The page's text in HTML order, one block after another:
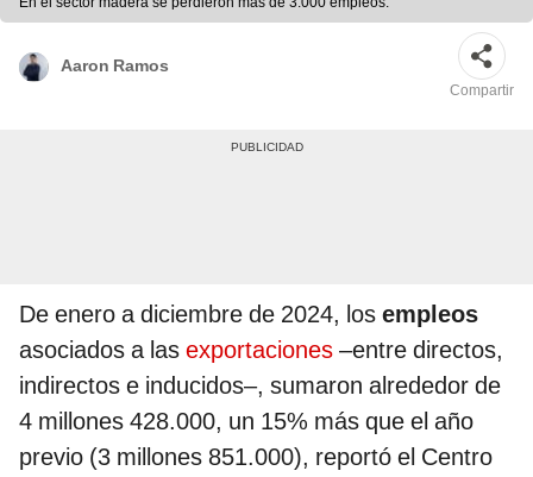
Aaron Ramos
Compartir
De enero a diciembre de 2024, los empleos
asociados a las exportaciones –entre directos,
indirectos e inducidos–, sumaron alrededor de
4 millones 428.000, un 15% más que el año
previo (3 millones 851.000), reportó el Centro